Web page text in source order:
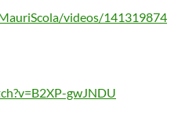
videos/141319874
gwJNDU